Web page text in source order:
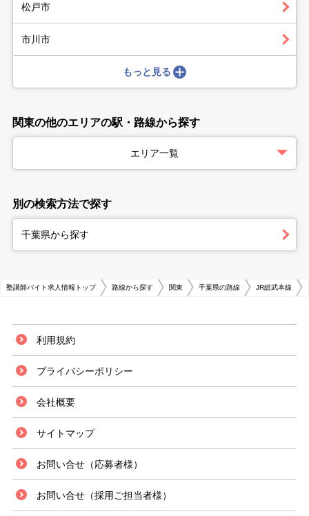
松戸市
市川市
もっと見る
関東の他のエリアの駅・路線から探す
エリア一覧
別の検索方法で探す
千葉県から探す
塾講師バイト求人情報トップ 路線から探す 関東 千葉県の路線 JR総武本線
利用規約
プライバシーポリシー
会社概要
サイトマップ
お問い合せ（応募者様）
お問い合せ（採用ご担当者様）